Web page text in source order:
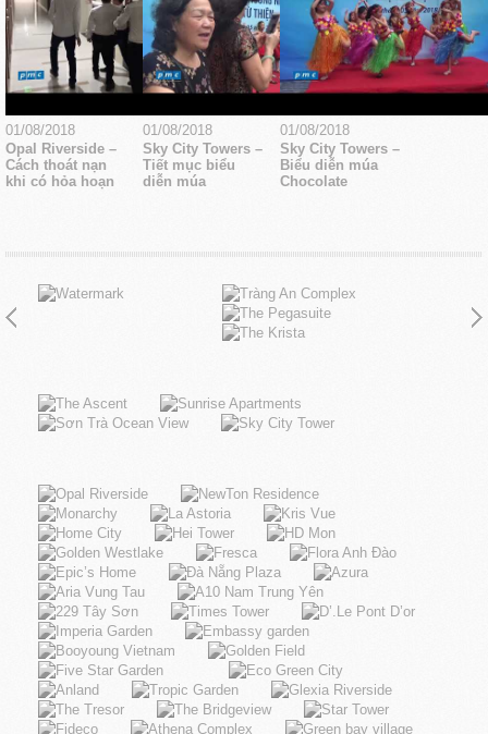
01/08/2018
Opal Riverside –
Cách thoát nạn
khi có hỏa hoạn
01/08/2018
Sky City Towers –
Tiết mục biểu
diễn múa
01/08/2018
Sky City Towers –
Biểu diễn múa
Chocolate